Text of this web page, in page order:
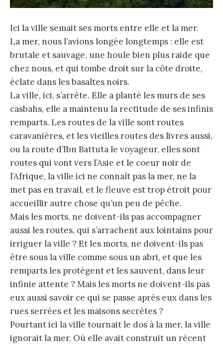
Ici la ville semait ses morts entre elle et la mer.
La mer, nous l’avions longée longtemps : elle est
brutale et sauvage, une houle bien plus raide que
chez nous, et qui tombe droit sur la côte droite,
éclate dans les basaltes noirs.
La ville, ici, s’arrête. Elle a planté les murs de ses
casbahs, elle a maintenu la rectitude de ses infinis
remparts. Les routes de la ville sont routes
caravanières, et les vieilles routes des livres aussi,
ou la route d’Ibn Battuta le voyageur, elles sont
routes qui vont vers l’Asie et le coeur noir de
l’Afrique, la ville ici ne connaît pas la mer, ne la
met pas en travail, et le fleuve est trop étroit pour
accueillir autre chose qu’un peu de pêche.
Mais les morts, ne doivent-ils pas accompagner
aussi les routes, qui s’arrachent aux lointains pour
irriguer la ville ? Et les morts, ne doivent-ils pas
être sous la ville comme sous un abri, et que les
remparts les protègent et les sauvent, dans leur
infinie attente ? Mais les morts ne doivent-ils pas
eux aussi savoir ce qui se passe après eux dans les
rues serrées et les maisons secrètes ?
Pourtant ici la ville tournait le dos à la mer, la ville
ignorait la mer. Où elle avait construit un récent